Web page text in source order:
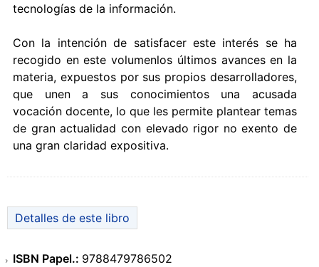
tecnologías de la información.
Con la intención de satisfacer este interés se ha
recogido en este volumenlos últimos avances en la
materia, expuestos por sus propios desarrolladores,
que unen a sus conocimientos una acusada
vocación docente, lo que les permite plantear temas
de gran actualidad con elevado rigor no exento de
una gran claridad expositiva.
Detalles de este libro
ISBN Papel.: 9788479786502